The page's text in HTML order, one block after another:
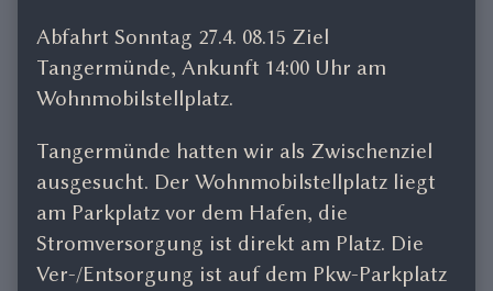
Tangermünde,
Röbel/Müritz,
Usedom
posts
by
the
author
of
Frühjahrsreise
25
Tangermünde,
Röbel/Müritz,
Usedom,
Abfahrt Sonntag 27.4. 08.15 Ziel
Tangermünde, Ankunft 14:00 Uhr am
Wohnmobilstellplatz.
Tangermünde hatten wir als Zwischenziel
ausgesucht. Der Wohnmobilstellplatz liegt
am Parkplatz vor dem Hafen, die
Stromversorgung ist direkt am Platz. Die
Ver-/Entsorgung ist auf dem Pkw-Parkplatz